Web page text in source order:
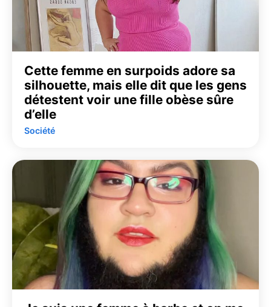
Cette femme en surpoids adore sa
silhouette, mais elle dit que les gens
détestent voir une fille obèse sûre
d’elle
Société